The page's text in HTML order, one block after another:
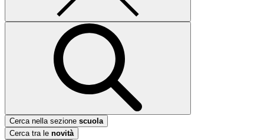
Cerca nella sezione scuola
Cerca tra le novità